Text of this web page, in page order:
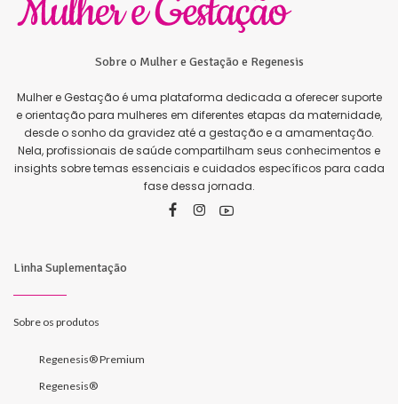
Sobre o Mulher e Gestação e Regenesis
Mulher e Gestação é uma plataforma dedicada a oferecer suporte
e orientação para mulheres em diferentes etapas da maternidade,
desde o sonho da gravidez até a gestação e a amamentação.
Nela, profissionais de saúde compartilham seus conhecimentos e
insights sobre temas essenciais e cuidados específicos para cada
fase dessa jornada.
Linha Suplementação
Sobre os produtos
Regenesis® Premium
Regenesis®